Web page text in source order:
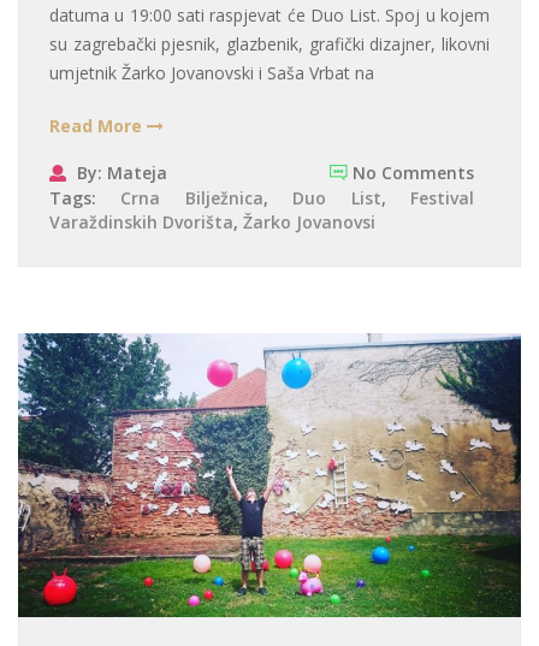
datuma u 19:00 sati raspjevat će Duo List. Spoj u kojem
su zagrebački pjesnik, glazbenik, grafički dizajner, likovni
umjetnik Žarko Jovanovski i Saša Vrbat na
Read More
By: Mateja
No Comments
Tags: Crna Bilježnica, Duo List, Festival
Varaždinskih Dvorišta, Žarko Jovanovsi